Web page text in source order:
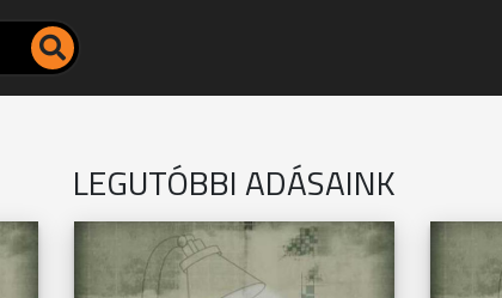
LEGUTÓBBI ADÁSAINK